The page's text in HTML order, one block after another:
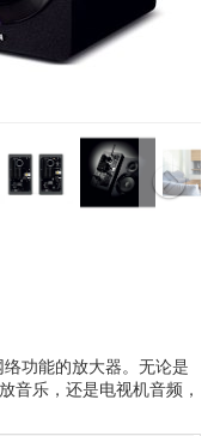
功能的放大器。无论是
音乐，还是电视机音频，